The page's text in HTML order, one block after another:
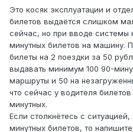
Это косяк эксплуатации и
билетов выдаётся слишком
сейчас, но при вводе системы
минутных билетов на машину.
билеты на 2 поездки за 50
выдавать минимум 100 90-
маршруты и 50 на
что сейчас у водителя
минутных.
Если столкнётесь с
минутных билетов, то